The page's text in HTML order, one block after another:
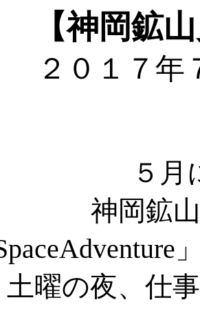
【神岡鉱
２０１７年
５月
神岡鉱
土曜の夜、仕